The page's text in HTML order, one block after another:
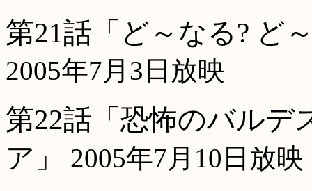
第21話「ど～なる? ど
2005年7月3日放映
第22話「恐怖のバルデ
ア」
2005年7月10日放映